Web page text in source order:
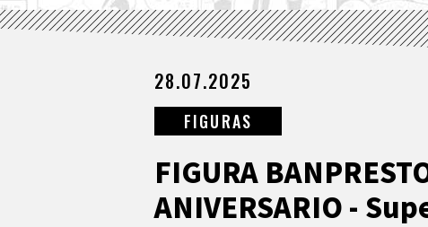
28.07.2025
FIGURAS
FIGURA
ANIVERSARIO -